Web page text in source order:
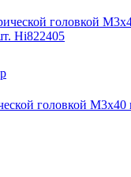
головкой M3x40